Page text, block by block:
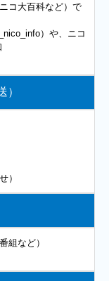
コ大百科など）で
）や、ニコ
）
）
組など）